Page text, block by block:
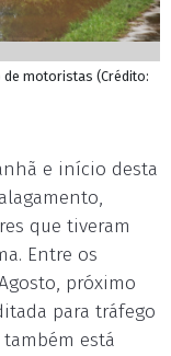
de motoristas (Crédito:
e início desta
que tiveram
Entre os
próximo
para tráfego
está